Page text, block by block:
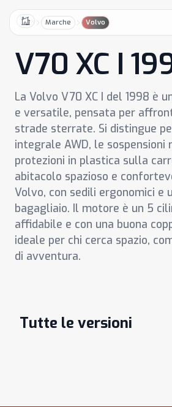
HomeMarche Volvo
V70 XC I
La Volvo V70 XC I del 1998 è
e versatile, pensata per
strade sterrate. Si distingue
integrale AWD, le sospensioni
protezioni in plastica sulla
abitacolo spazioso e
Volvo, con sedili ergonomici e
bagagliaio. Il motore è un 5
affidabile e con una buona
ideale per chi cerca spazio,
di avventura.
Tutte le versioni